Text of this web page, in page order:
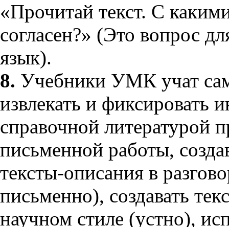
«Прочитай текст. С
согласен?» (Это вопрос
язык).
8. Учебники УМК учат
извлекать и фиксировать
справочной литературой
письменной работы,
тексты-описания в
письменно), создавать
научном стиле (устно),